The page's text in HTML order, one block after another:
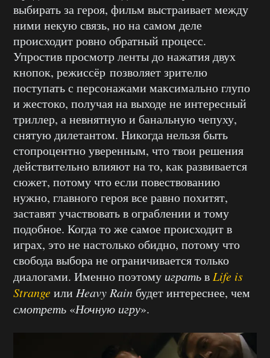
выбирать за героя, фильм выстраивает между
ними некую связь, но на самом деле
происходит ровно обратный процесс.
Упростив просмотр ленты до нажатия двух
кнопок, режиссёр позволяет зрителю
поступать с персонажами максимально глупо
и жестоко, получая на выходе не интересный
триллер, а невнятную и банальную чепуху,
снятую дилетантом. Никогда нельзя быть
стопроцентно уверенным, что твои решения
действительно влияют на то, как развивается
сюжет, потому что если повествованию
нужно, главного героя все равно похитят,
заставят участвовать в ограблении и тому
подобное. Когда то же самое происходит в
играх, это не настолько обидно, потому что
свобода выбора не ограничивается только
диалогами. Именно поэтому игратьв Life is
Strangeили Heavy Rain будет интереснее, чем
смотреть «Ночную игру».